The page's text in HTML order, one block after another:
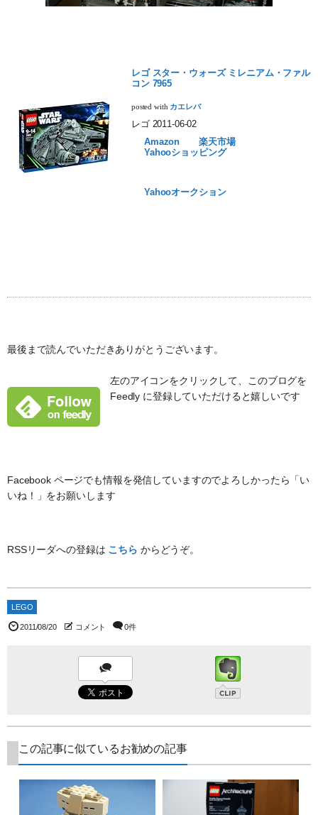
レゴ スター・ウォーズ ミレニアム・ファル
コン 7965
posted with カエレバ
レゴ 2011-06-02
Amazon
楽天市場
Yahooショッピング
Yahooオークション
最後まで読んでいただきありがとうございます。
左のアイコンをクリックして、このブログを
Feedly に登録していただけると嬉しいです
Facebook ページでも情報を発信していますのでよろしかったら「い
いね！」をお願いします
RSSリーダへの登録は こちら からどうぞ。
LEGO
2011/08/20 コメント 0件
この記事に似ているお勧めの記事